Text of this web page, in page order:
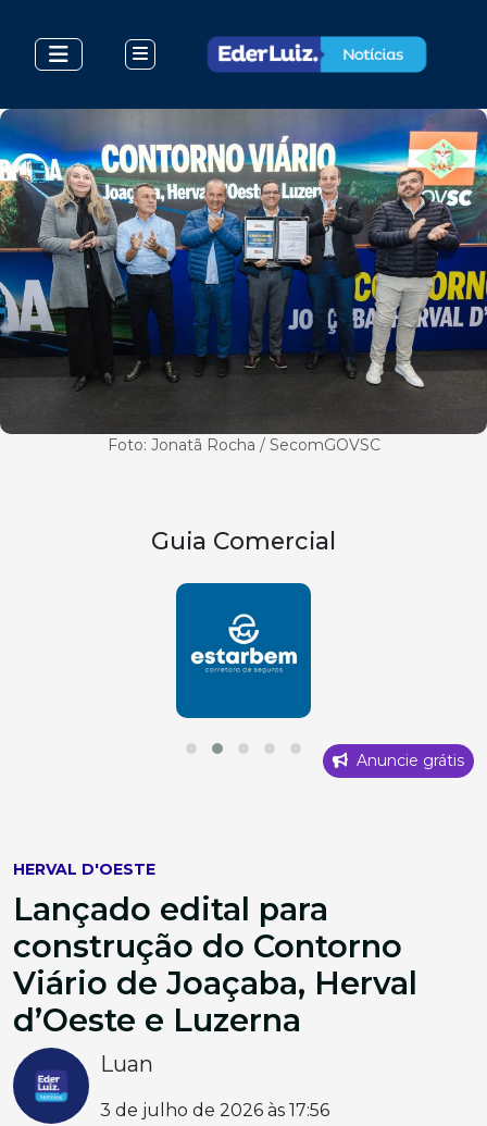
Foto: Jonatã Rocha / SecomGOVSC
Guia Comercial
Anuncie grátis
HERVAL D'OESTE
Lançado edital para
construção do Contorno
Viário de Joaçaba, Herval
d’Oeste e Luzerna
Luan
3 de julho de 2026 às 17:56